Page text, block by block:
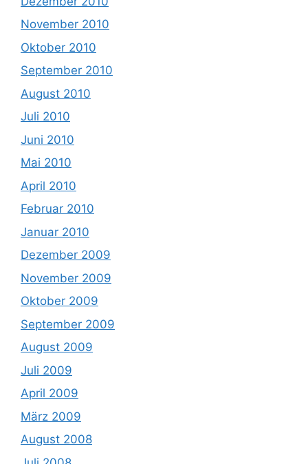
November 2010
Oktober 2010
September 2010
August 2010
Juli 2010
Juni 2010
Mai 2010
April 2010
Februar 2010
Januar 2010
Dezember 2009
November 2009
Oktober 2009
September 2009
August 2009
Juli 2009
April 2009
März 2009
August 2008